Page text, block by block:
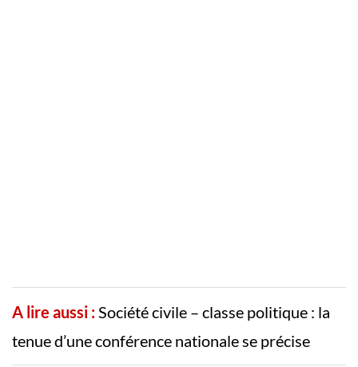
A lire aussi : Société civile – classe politique : la
tenue d’une conférence nationale se précise